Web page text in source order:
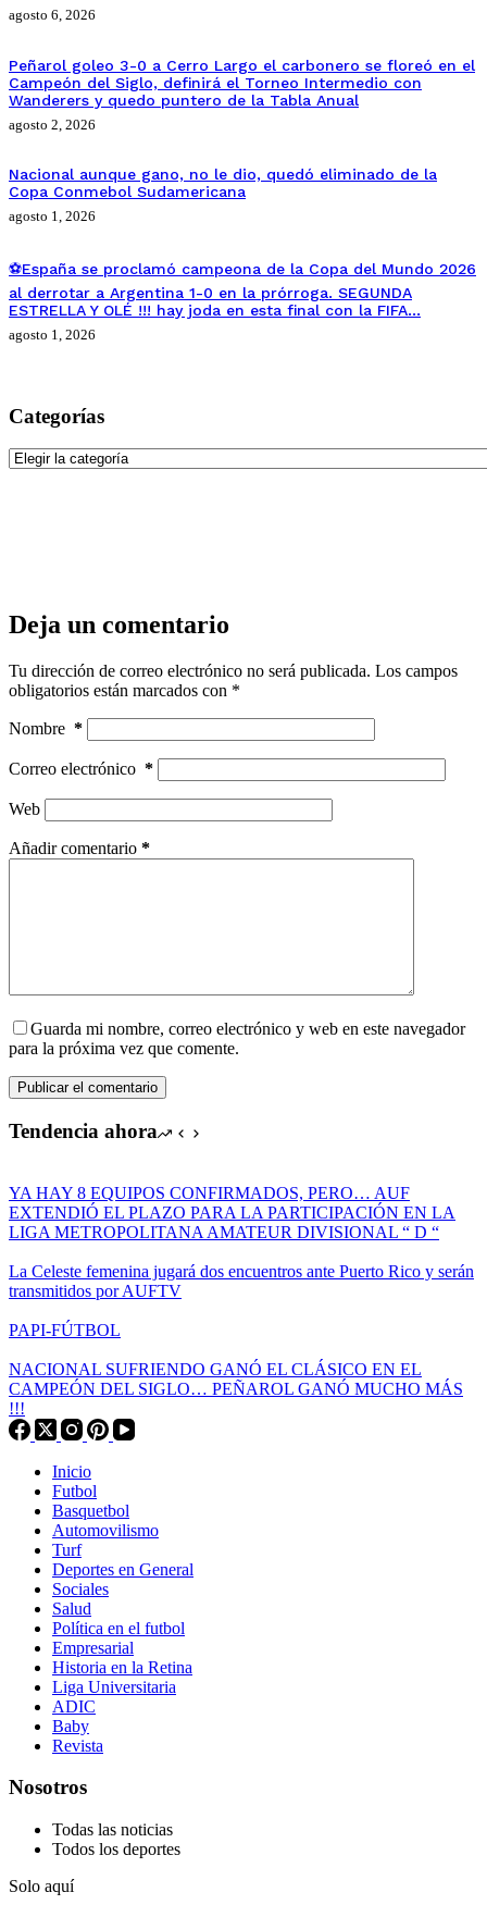
agosto 6, 2026
Peñarol goleo 3-0 a Cerro Largo el carbonero se floreó en el
Campeón del Siglo, definirá el Torneo Intermedio con
Wanderers y quedo puntero de la Tabla Anual
agosto 2, 2026
Nacional aunque gano, no le dio, quedó eliminado de la
Copa Conmebol Sudamericana
agosto 1, 2026
⚽España se proclamó campeona de la Copa del Mundo 2026
al derrotar a Argentina 1-0 en la prórroga. SEGUNDA
ESTRELLA Y OLÉ !!! hay joda en esta final con la FIFA…
agosto 1, 2026
Categorías
Categorías
Deja un comentario
Tu dirección de correo electrónico no será publicada. Los campos
obligatorios están marcados con *
Nombre *
Correo electrónico *
Web
Añadir comentario *
Guarda mi nombre, correo electrónico y web en este navegador
para la próxima vez que comente.
Publicar el comentario
Tendencia ahora
YA HAY 8 EQUIPOS CONFIRMADOS, PERO… AUF
EXTENDIÓ EL PLAZO PARA LA PARTICIPACIÓN EN LA
LIGA METROPOLITANA AMATEUR DIVISIONAL “ D “
La Celeste femenina jugará dos encuentros ante Puerto Rico y serán
transmitidos por AUFTV
PAPI-FÚTBOL
NACIONAL SUFRIENDO GANÓ EL CLÁSICO EN EL
CAMPEÓN DEL SIGLO… PEÑAROL GANÓ MUCHO MÁS
!!!
Inicio
Futbol
Basquetbol
Automovilismo
Turf
Deportes en General
Sociales
Salud
Política en el futbol
Empresarial
Historia en la Retina
Liga Universitaria
ADIC
Baby
Revista
Nosotros
Todas las noticias
Todos los deportes
Solo aquí